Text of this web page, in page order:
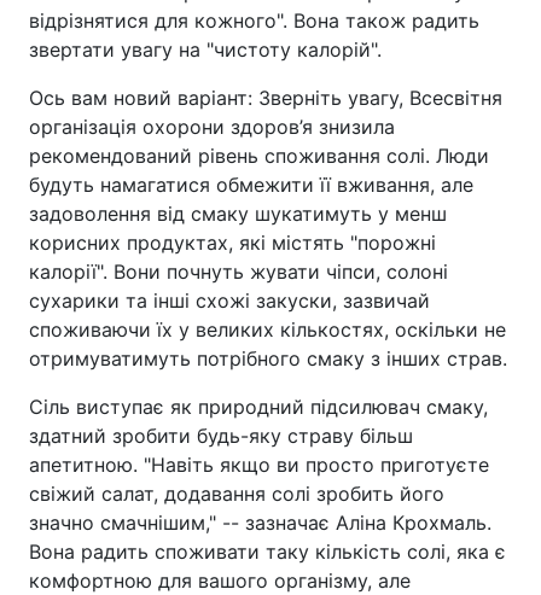
відрізнятися для кожного". Вона також радить
звертати увагу на "чистоту калорій".
Ось вам новий варіант: Зверніть увагу, Всесвітня
організація охорони здоров’я знизила
рекомендований рівень споживання солі. Люди
будуть намагатися обмежити її вживання, але
задоволення від смаку шукатимуть у менш
корисних продуктах, які містять "порожні
калорії". Вони почнуть жувати чіпси, солоні
сухарики та інші схожі закуски, зазвичай
споживаючи їх у великих кількостях, оскільки не
отримуватимуть потрібного смаку з інших страв.
Сіль виступає як природний підсилювач смаку,
здатний зробити будь-яку страву більш
апетитною. "Навіть якщо ви просто приготуєте
свіжий салат, додавання солі зробить його
значно смачнішим," -- зазначає Аліна Крохмаль.
Вона радить споживати таку кількість солі, яка є
комфортною для вашого організму, але